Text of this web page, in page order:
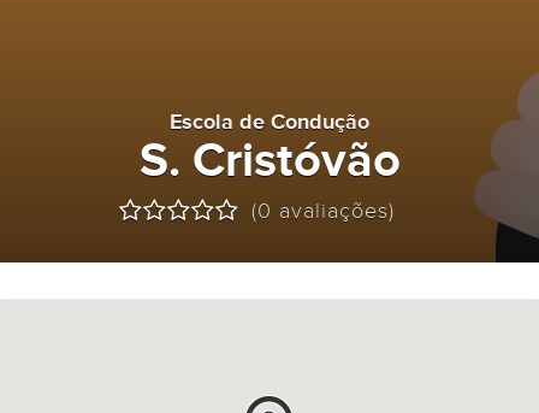
Escola de Condução
S. Cristóvão
(0 avaliações)